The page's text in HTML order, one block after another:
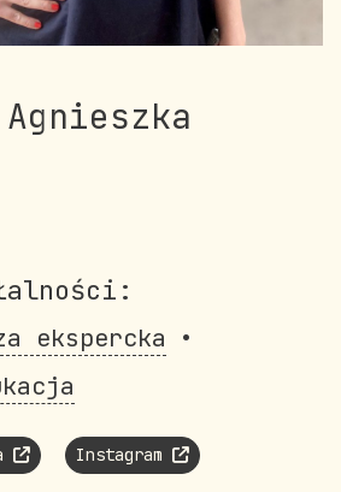
ekspercka
Instagram